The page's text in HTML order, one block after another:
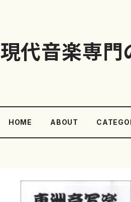
現代音楽専
HOME ABOUT